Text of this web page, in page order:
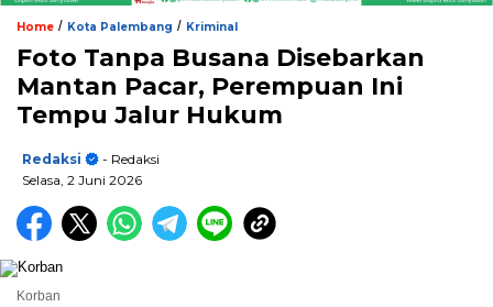
Home / Kota Palembang / Kriminal
Foto Tanpa Busana Disebarkan
Mantan Pacar, Perempuan Ini
Tempu Jalur Hukum
Redaksi
- Redaksi
Selasa, 2 Juni 2026
Korban